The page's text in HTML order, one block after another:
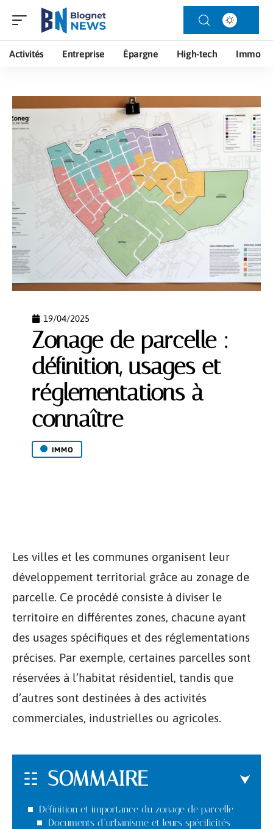
Activités Entreprise Épargne High-tech Immo
19/04/2025
Zonage de parcelle :
définition, usages et
réglementations à
connaître
IMMO
Les villes et les communes organisent leur
développement territorial grâce au zonage de
parcelle. Ce procédé consiste à diviser le
territoire en différentes zones, chacune ayant
des usages spécifiques et des réglementations
précises. Par exemple, certaines parcelles sont
réservées à l’habitat résidentiel, tandis que
d’autres sont destinées à des activités
commerciales, industrielles ou agricoles.
SOMMAIRE
Définition et importance du zonage de parcelle
Documents d’urbanisme et leurs spécificités